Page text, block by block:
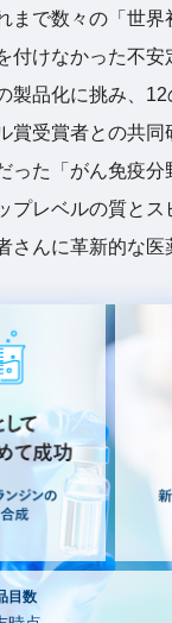
まで数々の「世界
付けなかった不安
製品化に挑み、
賞受賞者との共同
った「がん免疫分
プレベルの質とス
さんに革新的な
目数